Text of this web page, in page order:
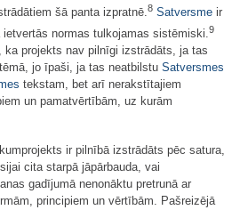
šā panta izpratnē.8 Satversme ir
normas tulkojamas sistēmiski. 9
projekts nav pilnīgi izstrādāts, ja tas
jo īpaši, ja tas neatbilstu Satversmes
tekstam, bet arī nerakstītajiem
un pamatvērtībām, uz kurām
ir pilnībā izstrādāts pēc satura,
cita starpā jāpārbauda, vai
gadījumā nenonāktu pretrunā ar
principiem un vērtībām. Pašreizējā